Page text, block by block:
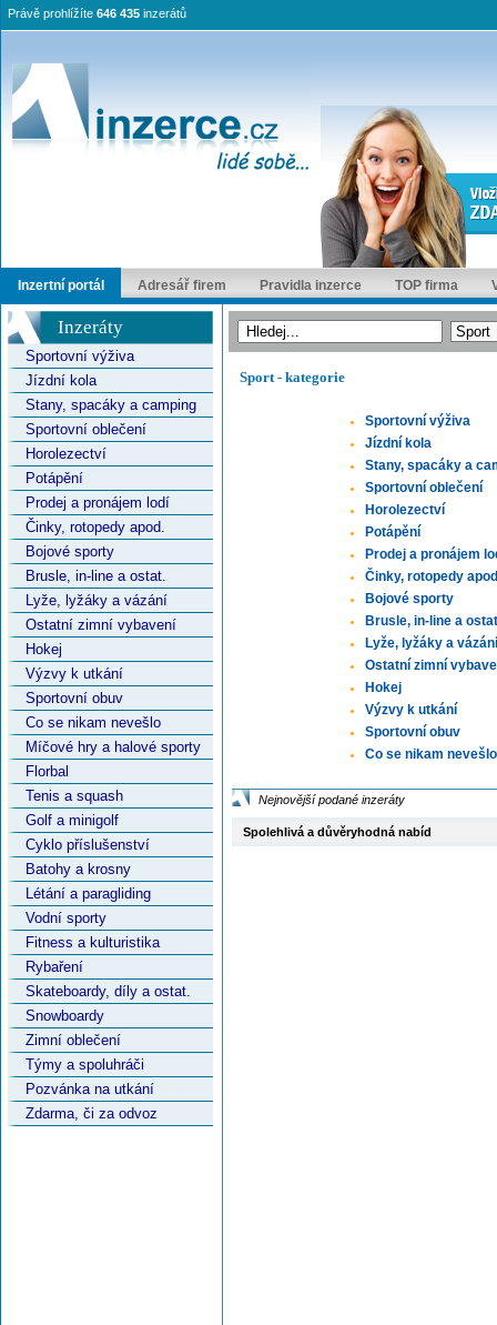
Právě prohlížíte 646 435 inzerátů
Inzertní portál Adresář firem Pravidla inzerce TOP firma
Inzeráty
Sportovní výživa
Jízdní kola
Stany, spacáky a camping
Sportovní oblečení
Horolezectví
Potápění
Prodej a pronájem lodí
Činky, rotopedy apod.
Bojové sporty
Brusle, in-line a ostat.
Lyže, lyžáky a vázání
Ostatní zimní vybavení
Hokej
Výzvy k utkání
Sportovní obuv
Co se nikam nevešlo
Míčové hry a halové sporty
Florbal
Tenis a squash
Golf a minigolf
Cyklo příslušenství
Batohy a krosny
Létání a paragliding
Vodní sporty
Fitness a kulturistika
Rybaření
Skateboardy, díly a ostat.
Snowboardy
Zimní oblečení
Týmy a spoluhráči
Pozvánka na utkání
Zdarma, či za odvoz
Sport - kategorie
Sportovní výživa
Jízdní kola
Stany, spacáky a
Sportovní oblečení
Horolezectví
Potápění
Prodej a pronájem
Činky, rotopedy
Bojové sporty
Brusle, in-line a
Lyže, lyžáky a vázání
Ostatní zimní
Hokej
Výzvy k utkání
Sportovní obuv
Co se nikam nevešlo
Nejnovější podané inzeráty
Spolehlivá a důvěryhodná nabíd